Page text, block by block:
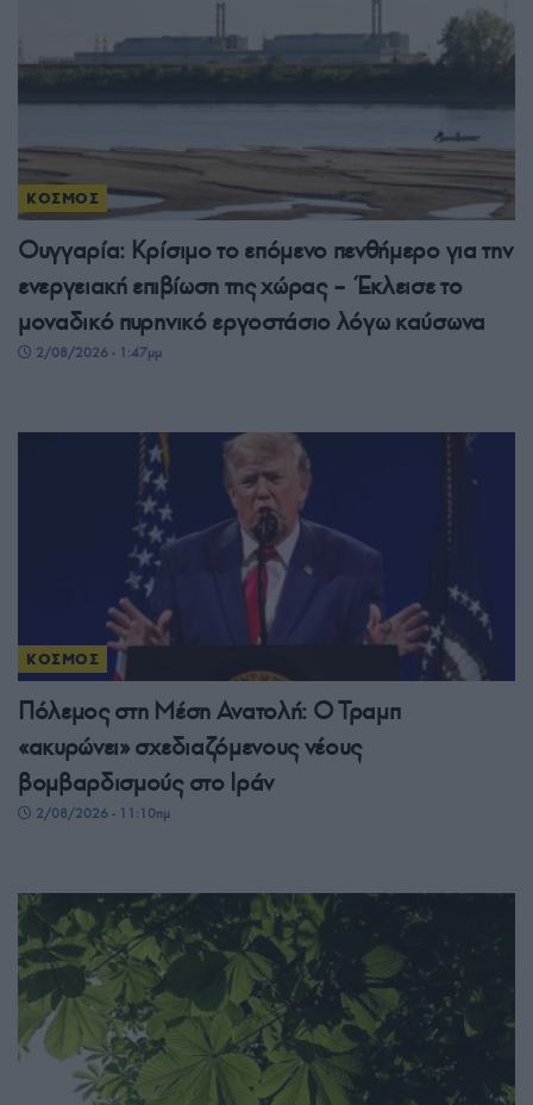
ΚΟΣΜΟΣ
Ουγγαρία: Κρίσιμο το επόμενο πενθήμερο για την
ενεργειακή επιβίωση της χώρας – Έκλεισε το
μοναδικό πυρηνικό εργοστάσιο λόγω καύσωνα
2/08/2026 - 1:47μμ
ΚΟΣΜΟΣ
Πόλεμος στη Μέση Ανατολή: Ο Τραμπ
«ακυρώνει» σχεδιαζόμενους νέους
βομβαρδισμούς στο Ιράν
2/08/2026 - 11:10πμ